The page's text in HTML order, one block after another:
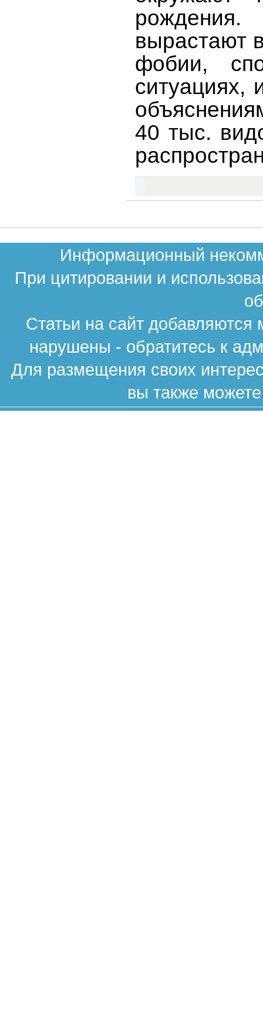
вырастают
фобии,
ситуациях,
40 тыс.
Информационный
При цитировании и
Статьи на сайт
нарушены - обратитесь к
Для размещения своих
вы также